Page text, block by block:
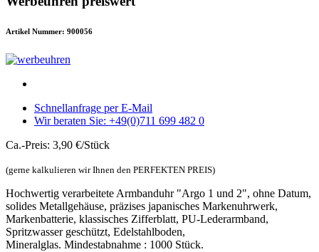
Artikel Nummer: 900056
Schnellanfrage per E-Mail
Wir beraten Sie: +49(0)711 699 482 0
Ca.-Preis: 3,90 €/Stück
(gerne kalkulieren wir Ihnen den PERFEKTEN PREIS)
Hochwertig verarbeitete Armbanduhr "Argo 1 und 2", ohne Datum,
solides Metallgehäuse, präzises japanisches Markenuhrwerk,
Markenbatterie, klassisches Zifferblatt, PU-Lederarmband,
Spritzwasser geschützt, Edelstahlboden,
Mineralglas. Mindestabnahme : 1000 Stück.